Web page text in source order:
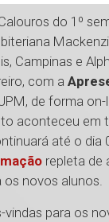
do 1º
Campinas e
com a
de forma on-
aconteceu em
até o dia
repleta de
os novos alunos.
vindas para os